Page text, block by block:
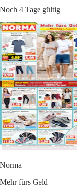
Noch 4 Tage gültig
Norma
Mehr fürs Geld